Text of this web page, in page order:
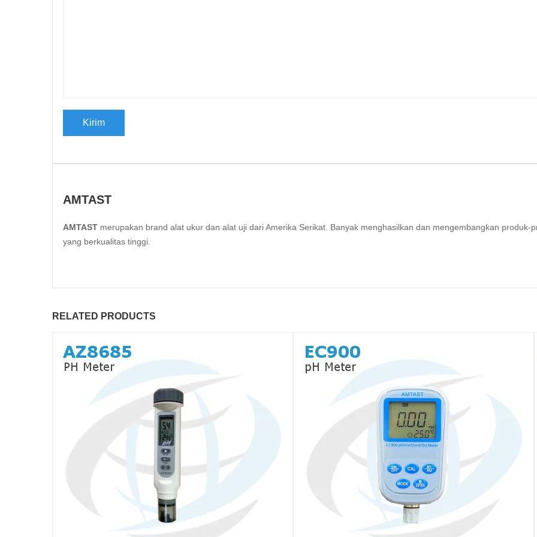
AMTAST
AMTAST merupakan brand alat ukur dan alat uji dari Amerika Serikat. Banyak menghasilkan dan mengembangkan produk-
yang berkualitas tinggi.
RELATED PRODUCTS